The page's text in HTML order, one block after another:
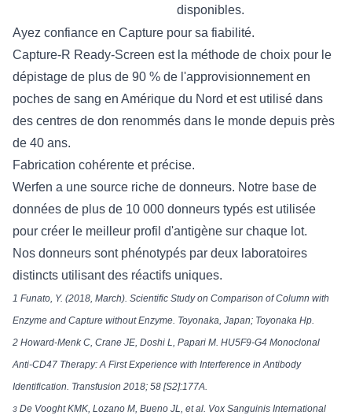
disponibles.
Ayez confiance en Capture pour sa fiabilité.
Capture-R Ready-Screen est la méthode de choix pour le
dépistage de plus de 90 % de l'approvisionnement en
poches de sang en Amérique du Nord et est utilisé dans
des centres de don renommés dans le monde depuis près
de 40 ans.
​​​​Fabrication cohérente et précise.
Werfen a une source riche de donneurs. Notre base de
données de plus de 10 000 donneurs typés est utilisée
pour créer le meilleur profil d'antigène sur chaque lot.
Nos donneurs sont phénotypés par deux laboratoires
distincts utilisant des réactifs uniques.
1 Funato, Y. (2018, March). Scientific Study on Comparison of Column with
Enzyme and Capture without Enzyme. Toyonaka, Japan; Toyonaka Hp.
2 Howard-Menk C, Crane JE, Doshi L, Papari M. HU5F9-G4 Monoclonal
Anti-CD47 Therapy: A First Experience with Interference in Antibody
Identification. Transfusion 2018; 58 [S2]:177A.​​​​​​​​​​​​​​​
3 De Vooght KMK, Lozano M, Bueno JL, et al. Vox Sanguinis International